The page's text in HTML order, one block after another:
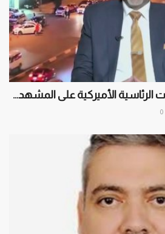
الرئاسية الأميركية على المشهد...
0